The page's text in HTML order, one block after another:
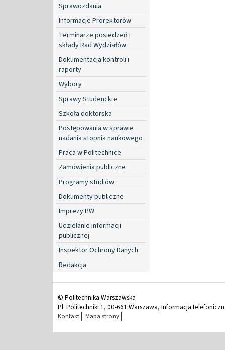
Sprawozdania
Informacje Prorektorów
Terminarze posiedzeń i
składy Rad Wydziałów
Dokumentacja kontroli i
raporty
Wybory
Sprawy Studenckie
Szkoła doktorska
Postępowania w sprawie
nadania stopnia naukowego
Praca w Politechnice
Zamówienia publiczne
Programy studiów
Dokumenty publiczne
Imprezy PW
Udzielanie informacji
publicznej
Inspektor Ochrony Danych
Redakcja
© Politechnika Warszawska
Pl. Politechniki 1, 00-661 Warszawa, Informacja
Kontakt Mapa strony